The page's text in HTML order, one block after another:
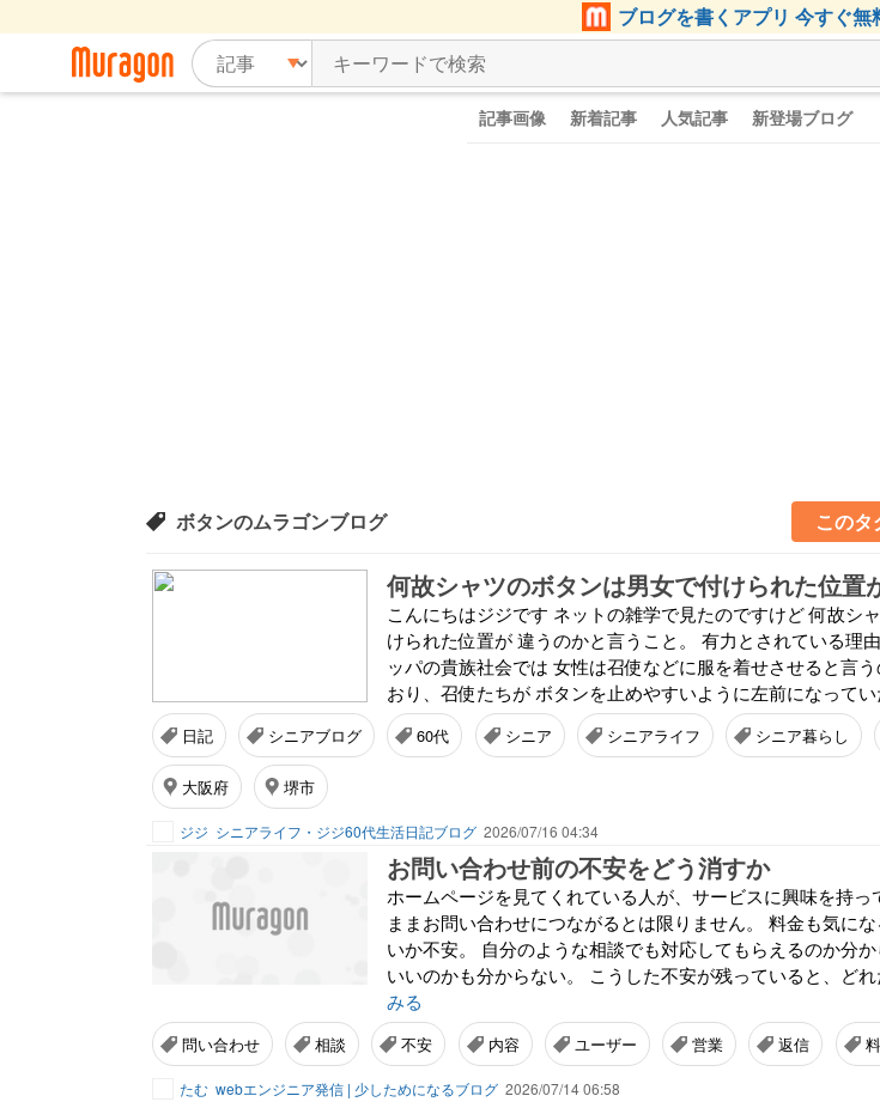
ブログを書くアプリ 今すぐ無
記事画像 新着記事 人気記事 新登場ブログ
ボタンのムラゴンブログ このタ
こんにちはジジです ネットの雑学で見たのですけど 何故シ
けられた位置が 違うのかと言うこと。 有力とされている理
ッパの貴族社会では 女性は召使などに服を着せさせると言
おり、召使たちが ボタンを止めやすいように左前になって
日記 シニアブログ 60代 シニア シニアライフ シニア暮らし
大阪府 堺市
ジジ シニアライフ・ジジ60代生活日記ブログ 2026/07/16 04:34
お問い合わせ前の不安をどう消すか
ホームページを見てくれている人が、サービスに興味を持
ままお問い合わせにつながるとは限りません。 料金も気に
いか不安。 自分のような相談でも対応してもらえるのか分
いいのかも分からない。 こうした不安が残っていると、ど
みる
問い合わせ 相談 不安 内容 ユーザー 営業 返信
たむ webエンジニア発信 | 少しためになるブログ 2026/07/14 06:58